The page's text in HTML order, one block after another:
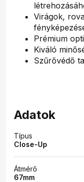
Virágok,
Prémium
Kiváló
Szűrővédő
Adatok
Típus
Close-Up
Átmérő
67mm